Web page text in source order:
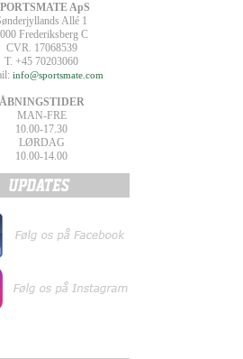
ApS
Allé 1
Frederiksberg C
CVR. 17068539
T. +45 70203060
info@sportsmate.com
ÅBNINGSTIDER
MAN-FRE
10.00-17.30
LØRDAG
10.00-14.00